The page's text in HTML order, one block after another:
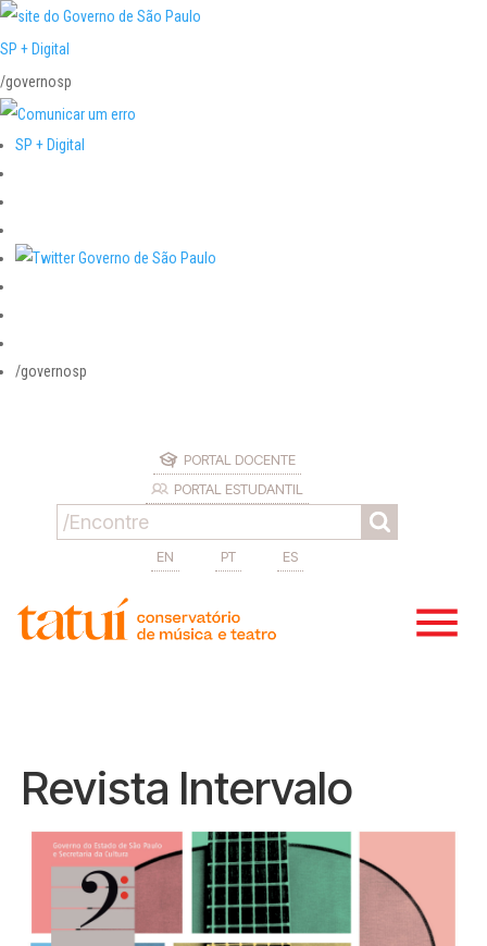
SP + Digital
/governosp
SP + Digital
/governosp
PORTAL DOCENTE
PORTAL ESTUDANTIL
EN PT ES
Revista Intervalo